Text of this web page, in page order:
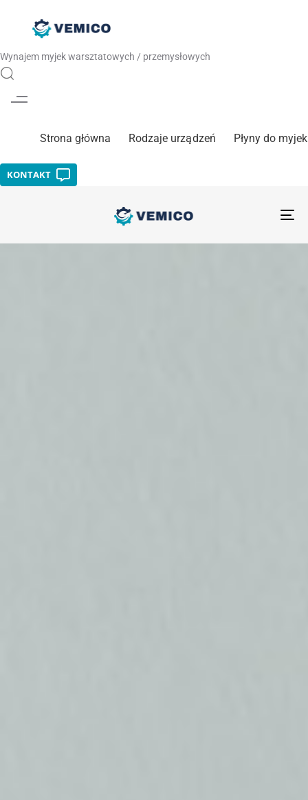
Skip to content
Wynajem myjek warsztatowych / przemysłowych
Strona główna Rodzaje urządzeń Płyny do myjek
KONTAKT